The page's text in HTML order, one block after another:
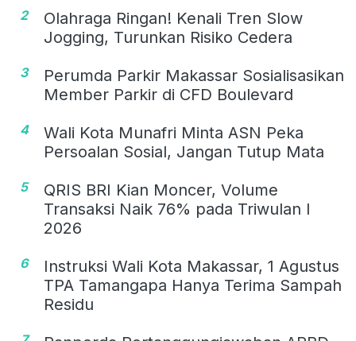
2
Olahraga Ringan! Kenali Tren Slow
Jogging, Turunkan Risiko Cedera
3
Perumda Parkir Makassar Sosialisasikan
Member Parkir di CFD Boulevard
4
Wali Kota Munafri Minta ASN Peka
Persoalan Sosial, Jangan Tutup Mata
5
QRIS BRI Kian Moncer, Volume
Transaksi Naik 76% pada Triwulan I
2026
6
Instruksi Wali Kota Makassar, 1 Agustus
TPA Tamangapa Hanya Terima Sampah
Residu